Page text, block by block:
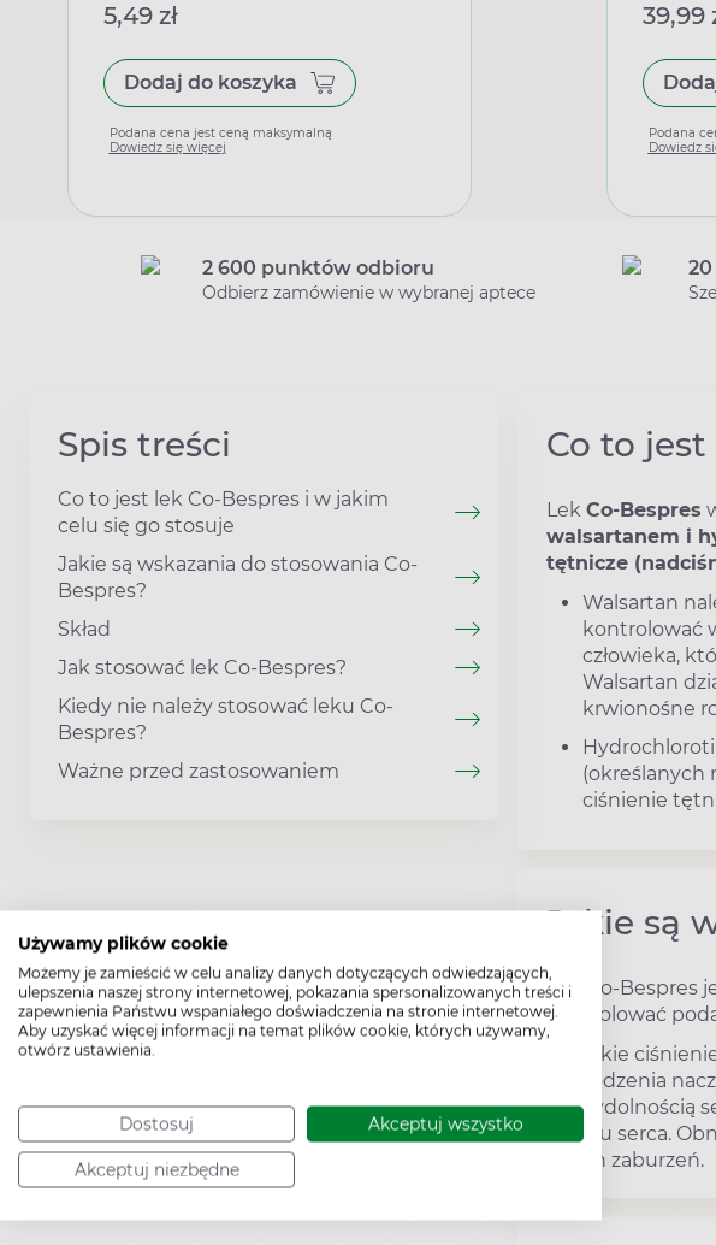
Używamy plików cookie
Możemy je zamieścić w celu analizy danych dotyczących odwiedzających,
ulepszenia naszej strony internetowej, pokazania spersonalizowanych treści i
zapewnienia Państwu wspaniałego doświadczenia na stronie internetowej.
Aby uzyskać więcej informacji na temat plików cookie, których używamy,
otwórz ustawienia.
Dostosuj Akceptuj wszystko
Akceptuj niezbędne
5,49 zł
Dodaj do koszyka
Podana cena jest ceną maksymalną
Dowiedz się więcej
39,99
Podana
Dowiedz
2 600 punktów odbioru
Odbierz zamówienie w wybranej aptece
Spis treści
Co to jest lek Co-Bespres i w jakim
celu się go stosuje
Jakie są wskazania do stosowania Co-
Bespres?
Skład
Jak stosować lek Co-Bespres?
Kiedy nie należy stosować leku Co-
Bespres?
Ważne przed zastosowaniem
Co to
Lek Co-Bespres
walsartanem i
tętnicze
Walsartan
kontrolować
człowieka,
Walsartan
krwionośne
(określanych
ciśnienie
Jakie są
Lek Co-Bespres
kontrolować
Wysokie
uszkodzenia
niewydolnością
zawału serca.
takich zaburzeń.